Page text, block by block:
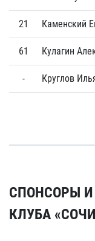
21 Каменский
61 Кулагин
- Круглов
СПОНСОРЫ
КЛУБА